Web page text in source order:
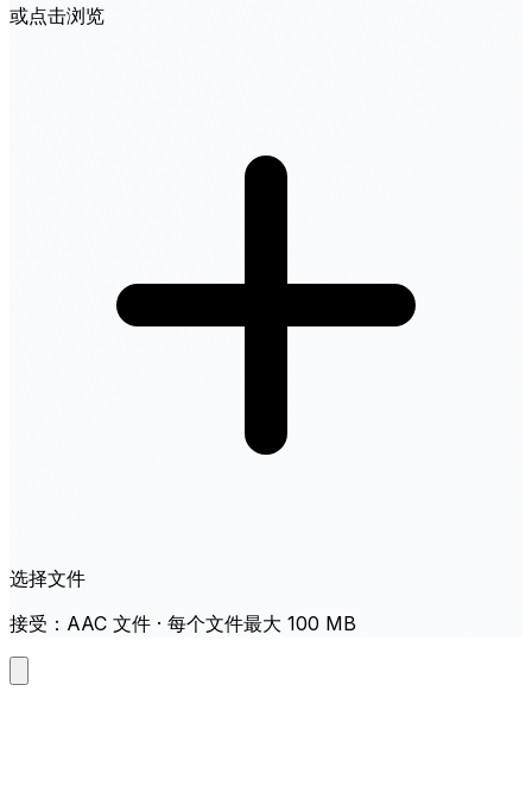
或点击浏览
选择文件
接受：AAC 文件 · 每个文件最大 100 MB